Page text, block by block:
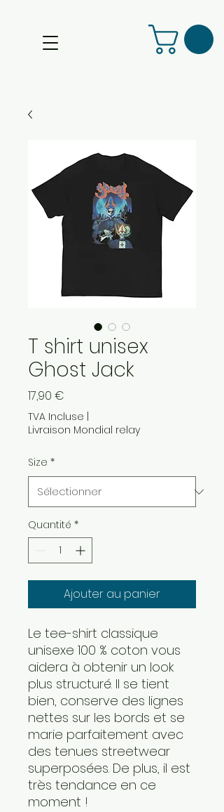
T shirt unisex
Ghost Jack
17,90 €
TVA Incluse
Livraison Mondial relay
Size *
Quantité *
Ajouter au panier
Le tee-shirt classique
unisexe 100 % coton vous
aidera à obtenir un look
plus structuré. Il se tient
bien, conserve des lignes
nettes sur les bords et se
marie parfaitement avec
des tenues streetwear
superposées. De plus, il est
très tendance en ce
moment !